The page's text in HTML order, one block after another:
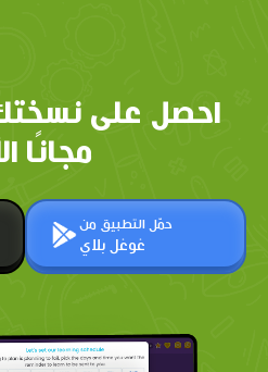
احصل على
مجانًا
حمّل التطبيق من
غوغل بلاي